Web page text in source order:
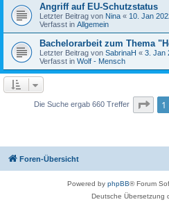
Angriff auf EU-Schutzstatus
Letzter Beitrag von Nina « 10. Jan
Verfasst in Allgemein
Bachelorarbeit zum Thema
Letzter Beitrag von SabrinaH « 3. Jan
Verfasst in Wolf - Mensch
Die Suche ergab 660 Treffer Seite
1
Foren-Übersicht
Powered by phpBB® Forum
Deutsche Übersetzung